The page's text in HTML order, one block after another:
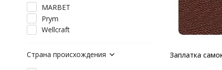
Заплатка
MARBET
Prym
Wellcraft
Страна происхождения